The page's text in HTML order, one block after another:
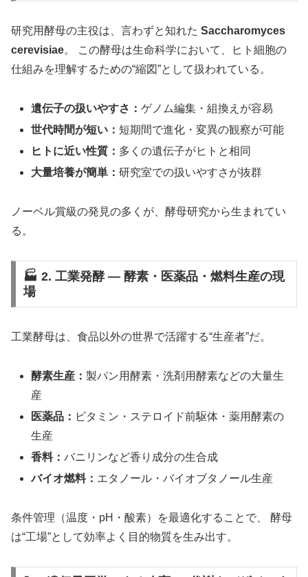
研究用酵母の主役は、言わずと知れた Saccharomyces
cerevisiae。 この酵母は生命科学において、ヒト細胞の
仕組みを理解するための“縮図”として扱われている。
遺伝子の扱いやすさ：ゲノム編集・組換えが容易
世代時間が短い：短期間で進化・変異の観察が可能
ヒトに近い性質： 多くの遺伝子がヒトと相同
大量培養が簡単：研究室での扱いやすさが抜群
ノーベル賞級の発見の多くが、酵母研究から生まれてい
る。
🏭 2. 工業発酵 ― 酵素・医薬品・燃料生産の現
場
工業酵母は、食品以外の世界で活躍する“生産者”だ。
酵素生産：製パン用酵素・洗剤用酵素などの大量生
産
医薬品： ビタミン・ステロイド前駆体・薬用酵素の
生産
香料：バニリンなど香り成分の生合成
バイオ燃料： エタノール・バイオブタノール生産
条件管理（温度・pH・酸素）を最適化することで、 酵母
は“工場”として効率よく目的物質を生み出す。